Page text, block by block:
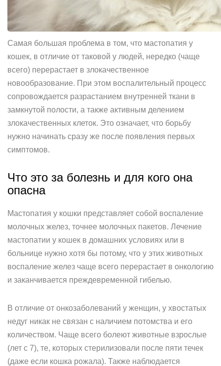
Самая большая проблема в том, что мастопатия у
кошек, в отличие от таковой у людей, нередко (чаще
всего) перерастает в злокачественное
новообразование. При этом воспалительный процесс
сопровождается разрастанием внутренней ткани в
замкнутой полости, а также активным делением
злокачественных клеток. Это означает, что борьбу
нужно начинать сразу же после появления первых
симптомов.
Что это за болезнь и для кого она
опасна
Мастопатия у кошки представляет собой воспаление
молочных желез, точнее молочных пакетов. Лечение
мастопатии у кошек в домашних условиях или в
больнице нужно хотя бы потому, что у этих животных
воспаление желез чаще всего перерастает в онкологию
и заканчивается преждевременной гибелью.
В отличие от онкозаболеваний у женщин, у хвостатых
недуг никак не связан с наличием потомства и его
количеством. Чаще всего болеют животные взрослые
(лет с 7), те, которых стерилизовали после пяти течек
(даже если кошка рожала). Также наблюдается